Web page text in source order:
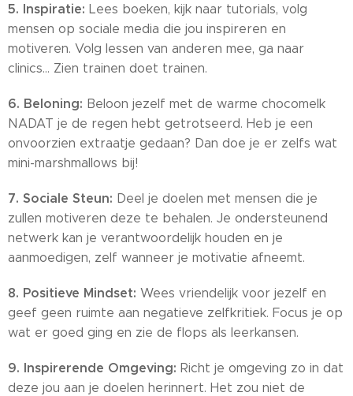
5. Inspiratie: Lees boeken, kijk naar tutorials, volg
mensen op sociale media die jou inspireren en
motiveren. Volg lessen van anderen mee, ga naar
clinics… Zien trainen doet trainen.
6. Beloning: Beloon jezelf met de warme chocomelk
NADAT je de regen hebt getrotseerd. Heb je een
onvoorzien extraatje gedaan? Dan doe je er zelfs wat
mini-marshmallows bij!
7. Sociale Steun: Deel je doelen met mensen die je
zullen motiveren deze te behalen. Je ondersteunend
netwerk kan je verantwoordelijk houden en je
aanmoedigen, zelf wanneer je motivatie afneemt.
8. Positieve Mindset: Wees vriendelijk voor jezelf en
geef geen ruimte aan negatieve zelfkritiek. Focus je op
wat er goed ging en zie de flops als leerkansen.
9. Inspirerende Omgeving: Richt je omgeving zo in dat
deze jou aan je doelen herinnert. Het zou niet de